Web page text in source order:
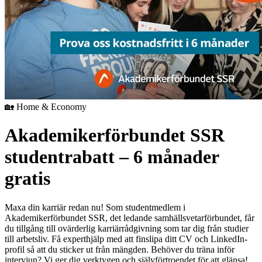
🏡 Home & Economy
Akademikerförbundet SSR
studentrabatt – 6 månader
gratis
Maxa din karriär redan nu! Som studentmedlem i
Akademikerförbundet SSR, det ledande samhällsvetarförbundet, får
du tillgång till ovärderlig karriärrådgivning som tar dig från studier
till arbetsliv. Få experthjälp med att finslipa ditt CV och LinkedIn-
profil så att du sticker ut från mängden. Behöver du träna inför
intervjun? Vi ger dig verktygen och självförtroendet för att glänsa!